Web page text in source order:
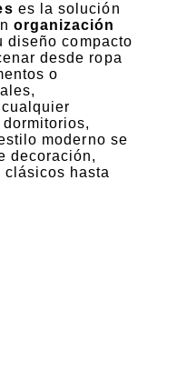
es la solución
organización
diseño compacto
desde ropa
o
moderno se
decoración,
clásicos hasta